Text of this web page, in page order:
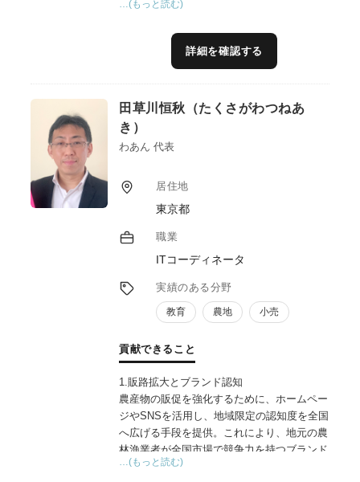
品ストーリーづくりを得意とし、消費者視点
内外のデザイナーやシェフなどと連携した開
発体制の構築も行っており、農林漁業者が自
す。
…(もっと読む)
詳細を確認する
田草川恒秋（たくさがわつねあ
き）
わあん 代表
居住地
東京都
職業
ITコーディネータ
実績のある分野
教育 農地 小売
貢献できること
1.販路拡大とブランド認知
農産物の販促を強化するために、ホームペー
ジやSNSを活用し、地域限定の認知度を全国
へ広げる手段を提供。これにより、地元の農
林漁業者が全国市場で競争力を持つブランド
を構築できる。
…(もっと読む)